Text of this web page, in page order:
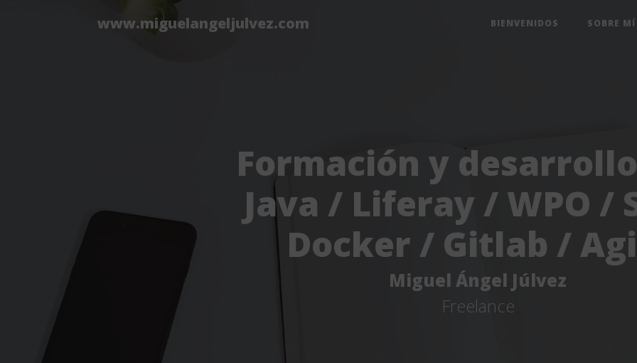
www.miguelangeljulvez.com BIENVENIDOS SOBRE MÍ
Formación y
Java / Liferay / WPO /
Docker / Gitlab /
Miguel Ángel Júlvez
Freelance